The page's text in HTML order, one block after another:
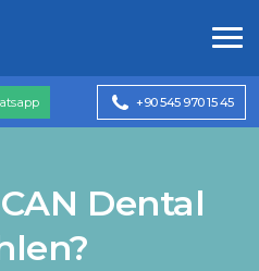
+90 545 970 15 45
Dental